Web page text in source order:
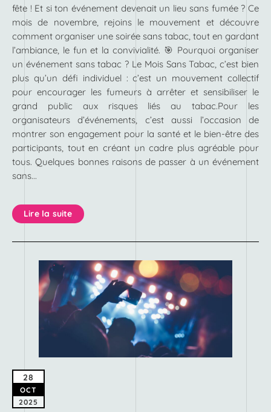
fête ! Et si ton événement devenait un lieu sans fumée ? Ce
mois de novembre, rejoins le mouvement et découvre
comment organiser une soirée sans tabac, tout en gardant
l’ambiance, le fun et la convivialité. 🎯 Pourquoi organiser
un événement sans tabac ? Le Mois Sans Tabac, c’est bien
plus qu’un défi individuel : c’est un mouvement collectif
pour encourager les fumeurs à arrêter et sensibiliser le
grand public aux risques liés au tabac.Pour les
organisateurs d’événements, c’est aussi l’occasion de
montrer son engagement pour la santé et le bien-être des
participants, tout en créant un cadre plus agréable pour
tous. Quelques bonnes raisons de passer à un événement
sans...
Lire la suite
28
OCT
2025